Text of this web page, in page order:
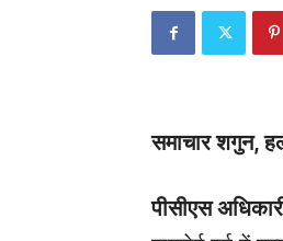
समाचार शगुन,
पीसीएस